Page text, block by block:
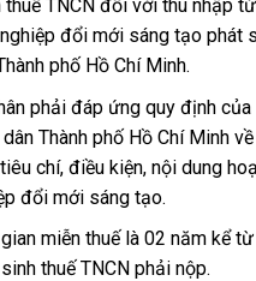
thuế TNCN đối với thu nhập
đổi mới sáng tạo phát
phố Hồ Chí Minh.
phải đáp ứng quy định
dân Thành phố Hồ Chí Minh
chí, điều kiện, nội dung
đổi mới sáng tạo.
miễn thuế là 02 năm kể
thuế TNCN phải nộp.